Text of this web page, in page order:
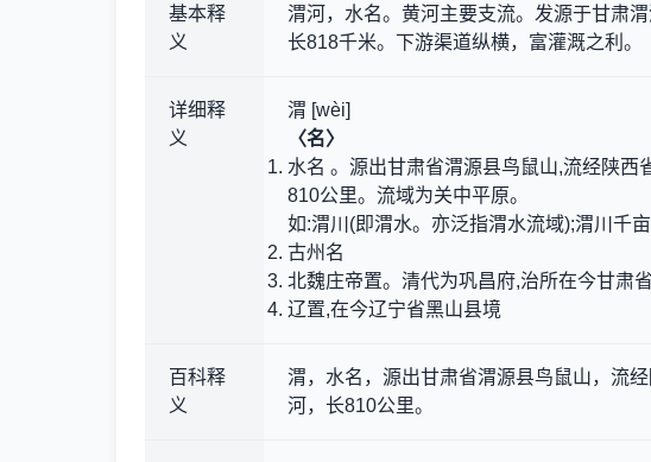
基本释
义
渭河，水名。黄河主要支流。发源于甘肃
长818千米。下游渠道纵横，富灌溉之利。
详细释
义
渭 [wèi]
〈名〉
水名 。源出甘肃省渭源县鸟鼠山,流经陕
810公里。流域为关中平原。
如:渭川(即渭水。亦泛指渭水流域);渭川千
古州名
北魏庄帝置。清代为巩昌府,治所在今甘肃
辽置,在今辽宁省黑山县境
百科释
义
渭，水名，源出甘肃省渭源县鸟鼠山，流
河，长810公里。